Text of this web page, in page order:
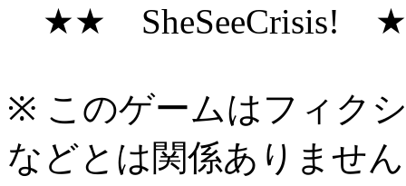
★★ SheSeeCrisis!
※ このゲームはフィク
などとは関係ありませ